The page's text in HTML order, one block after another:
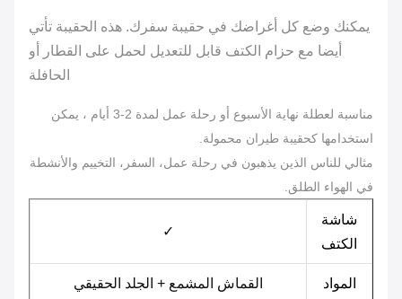
يمكنك وضع كل أغراضك في حقيبة سفرك. هذه الحقيبة تأتي
أيضا مع حزام الكتف قابل للتعديل لحمل على القطار أو
الحافلة
مناسبة لعطلة نهاية الأسبوع أو رحلة عمل لمدة 2-3 أيام ، يمكن
استخدامها كحقيبة طيران محمولة.
مثالي للناس الذين يذهبون في رحلة عمل، السفر، التخييم والأنشطة
في الهواء الطلق.
شاشة
الكتف
المواد القماش المشمع + الجلد الحقيقي